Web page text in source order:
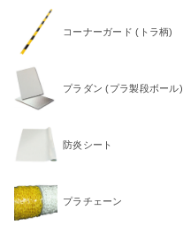
コーナーガード (トラ柄)
プラダン (プラ製段ボール)
防炎シート
プラチェーン